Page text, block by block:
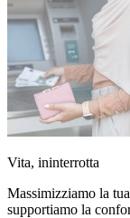
Vita, ininterrotta
Massimizziamo la
supportiamo la